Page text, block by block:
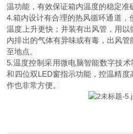
温功能，有效保证箱内温度的稳定准
4.箱内设计有合理的热风循环通道，
温度上升更快；并装有出风管，用
内排出的气体有异味或有毒，出风
至地点。
5.温度控制采用微电脑智能数字技
和四位双LED窗指示功能，控温精
作也非常方便。